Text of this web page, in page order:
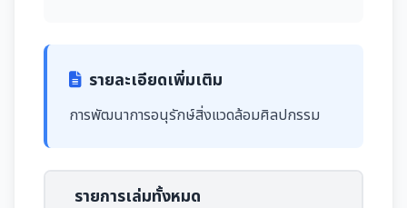
รายละเอียดเพิ่มเติม
การพัฒนาการอนุรักษ์สิ่งแวดล้อมศิลปกรรม
รายการเล่มทั้งหมด